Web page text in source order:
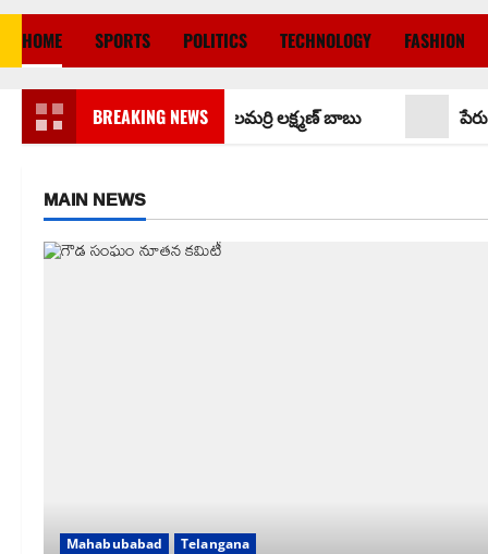
HOME SPORTS POLITICS TECHNOLOGY FASHION
BREAKING NEWS
పరామర్శించిన కాకులమర్రి లక్ష్మణ్ బాబు పేరుకే
MAIN NEWS
Mahabubabad Telangana